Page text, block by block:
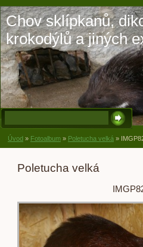
Chov sklípkanů,
krokodýlů a jiných
Úvod » Fotoalbum » Poletucha velká »
Poletucha velká